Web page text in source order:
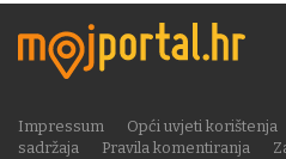
Impressum Opći uvjeti korištenja
sadržaja
Pravila komentiranja